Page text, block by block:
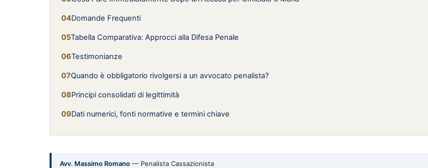
Domande Frequenti
Tabella Comparativa: Approcci alla Difesa Penale
Testimonianze
Quando è obbligatorio rivolgersi a un avvocato penalista?
Principi consolidati di legittimità
Dati numerici, fonti normative e termini chiave
Avv. Massimo Romano — Penalista Cassazionista